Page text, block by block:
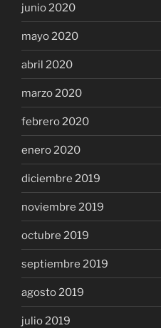
junio 2020
mayo 2020
abril 2020
marzo 2020
febrero 2020
enero 2020
diciembre 2019
noviembre 2019
octubre 2019
septiembre 2019
agosto 2019
julio 2019